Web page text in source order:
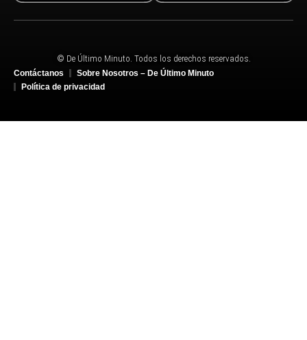
© De Último Minuto. Todos los derechos reservados.
Contáctanos
Sobre Nosotros – De Último Minuto
Política de privacidad